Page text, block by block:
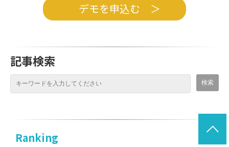
デモを申込む ＞
記事検索
Ranking